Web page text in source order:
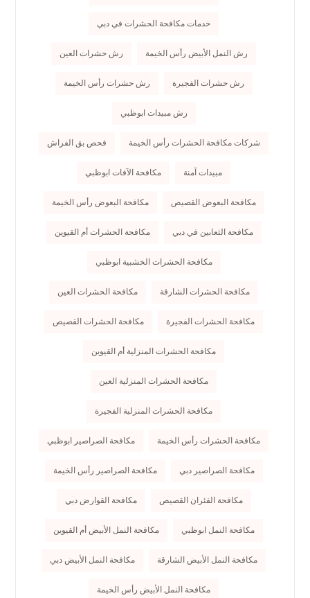
خدمات مكافحة الحشرات في دبي
رش النمل الأبيض رأس الخيمة رش حشرات العين
رش حشرات الفجيرة رش حشرات رأس الخيمة
رش مبيدات ابوظبي
شركات مكافحة الحشرات رأس الخيمة فحص بق الفراش
مبيدات آمنة مكافحة الآفات ابوظبي
مكافحة البعوض القصيص مكافحة البعوض رأس الخيمة
مكافحة الثعابين في دبي مكافحة الحشرات أم القيوين
مكافحة الحشرات الخشبية ابوظبي
مكافحة الحشرات الشارقة مكافحة الحشرات العين
مكافحة الحشرات الفجيرة مكافحة الحشرات القصيص
مكافحة الحشرات المنزلية أم القيوين
مكافحة الحشرات المنزلية العين
مكافحة الحشرات المنزلية الفجيرة
مكافحة الحشرات رأس الخيمة مكافحة الصراصير ابوظبي
مكافحة الصراصير دبي مكافحة الصراصير رأس الخيمة
مكافحة الفئران القصيص مكافحة القوارض دبي
مكافحة النمل ابوظبي مكافحة النمل الأبيض أم القيوين
مكافحة النمل الأبيض الشارقة مكافحة النمل الأبيض دبي
مكافحة النمل الأبيض رأس الخيمة